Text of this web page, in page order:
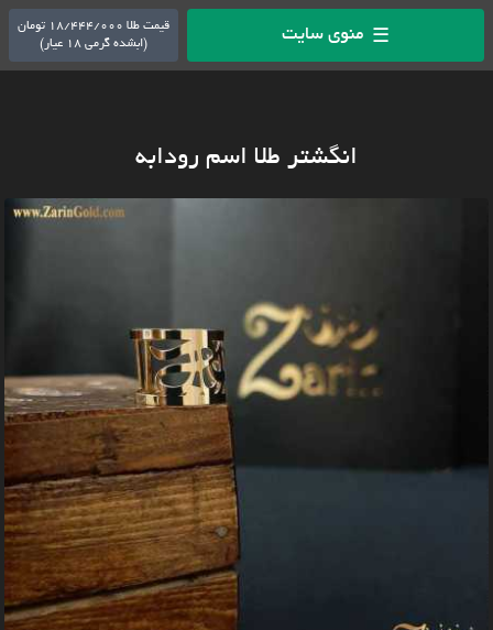
☰ منوی سایت
قیمت طلا 18/444/000 تومان
(ابشده گرمی 18 عیار)
انگشتر طلا اسم رودابه